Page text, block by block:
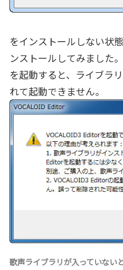
をインストールしない状
ンストールしてみました
を起動すると、ライブラ
れて起動できません。
歌声ライブラリが入っていない